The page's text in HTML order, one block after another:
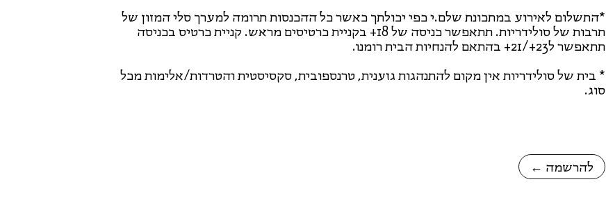
*התשלום לאירוע במתכונת שלם.י כפי יכולתך כאשר כל ההכנסות תרומה למערך סלי המזון של
תרבות של סולידריות. תתאפשר כניסה של 18+ בקניית כרטיסים מראש. קניית כרטיס בכניסה
תתאפשר ל23+/21+ בהתאם להנחיות הבית רומנו.
* בית של סולידריות אין מקום להתנהגות גזענית, טרנספובית, סקסיסטית והטרדות/אלימות מכל
סוג.
← להרשמה